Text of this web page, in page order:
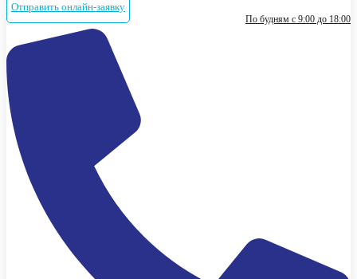
Отправить онлайн-заявку
По будням с 9:00 до 18:00